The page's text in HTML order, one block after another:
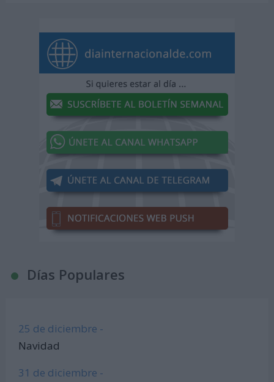
Días Populares
25 de diciembre -
Navidad
31 de diciembre -